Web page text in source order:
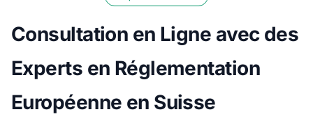
Consultation en Ligne avec des
Experts en Réglementation
Européenne en Suisse